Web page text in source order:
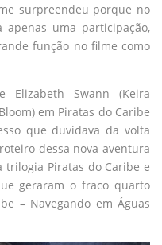
surpreendeu porque no
uma participação,
função no filme como
Swann (Keira
em Piratas do Caribe
que duvidava da volta
dessa nova aventura
Piratas do Caribe e
geraram o fraco quarto
– Navegando em Águas